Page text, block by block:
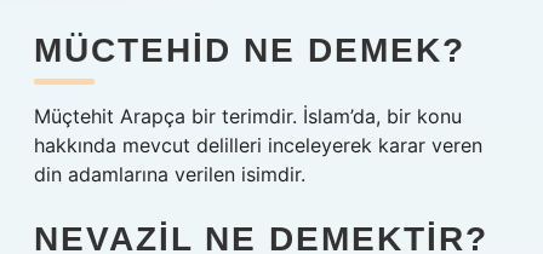
MÜCTEHID NE DEMEK?
Müçtehit Arapça bir terimdir. İslam’da, bir konu
hakkında mevcut delilleri inceleyerek karar veren
din adamlarına verilen isimdir.
NEVAZIL NE DEMEKTIR?